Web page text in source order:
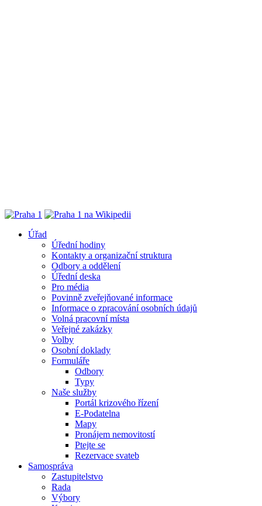
Úřad
Úřední hodiny
Kontakty a organizační struktura
Odbory a oddělení
Úřední deska
Pro média
Povinně zveřejňované informace
Informace o zpracování osobních údajů
Volná pracovní místa
Veřejné zakázky
Volby
Osobní doklady
Formuláře
Odbory
Typy
Naše služby
Portál krizového řízení
E-Podatelna
Mapy
Pronájem nemovitostí
Ptejte se
Rezervace svateb
Samospráva
Zastupitelstvo
Rada
Výbory